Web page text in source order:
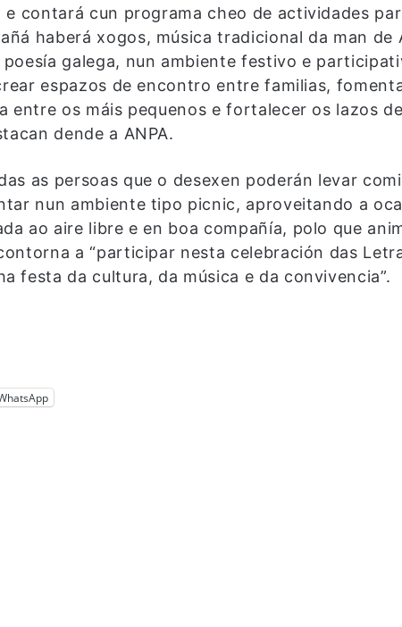
e contará cun programa cheo de actividades
haberá xogos, música tradicional da man
poesía galega, nun ambiente festivo e
espazos de encontro entre familias,
entre os máis pequenos e fortalecer os lazos
dende a ANPA.
as persoas que o desexen poderán levar
nun ambiente tipo picnic, aproveitando a
ao aire libre e en boa compañía, polo que
a “participar nesta celebración das
festa da cultura, da música e da convivencia”.